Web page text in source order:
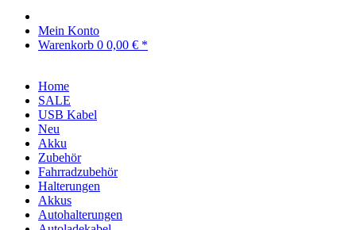
Mein Konto
Warenkorb 0 0,00 € *
Home
SALE
USB Kabel
Neu
Akku
Zubehör
Fahrradzubehör
Halterungen
Akkus
Autohalterungen